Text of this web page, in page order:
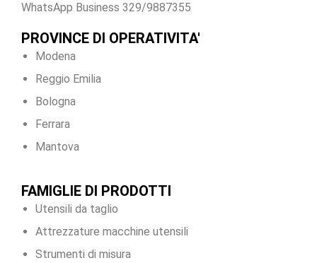
WhatsApp Business 329/9887355
PROVINCE DI OPERATIVITA'
Modena
Reggio Emilia
Bologna
Ferrara
Mantova
FAMIGLIE DI PRODOTTI
Utensili da taglio
Attrezzature macchine utensili
Strumenti di misura